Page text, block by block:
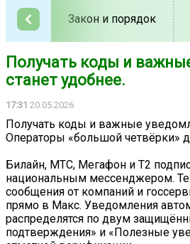
Закон и порядок
Получать коды и
станет удобнее.
17:31 20.05.2026
Получать коды и важные
Операторы «большой четвёрки»
Билайн, МТС, Мегафон и Т2
национальным мессенджером.
сообщения от компаний и
прямо в Mакс. Уведомления
распределятся по двум
подтверждения» и «Полезные